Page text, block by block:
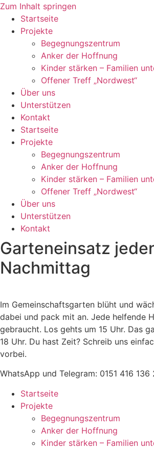
Zum Inhalt springen
Startseite
Projekte
Begegnungszentrum
Anker der Hoffnung
Kinder stärken – Familien
Offener Treff „Nordwest“
Über uns
Unterstützen
Kontakt
Startseite
Projekte
Begegnungszentrum
Anker der Hoffnung
Kinder stärken – Familien
Offener Treff „Nordwest“
Über uns
Unterstützen
Kontakt
Garteneinsatz
Nachmittag
Im Gemeinschaftsgarten blüht und
dabei und pack mit an. Jede helfende
gebraucht. Los gehts um 15 Uhr. Das
18 Uhr. Du hast Zeit? Schreib uns
vorbei.
WhatsApp und Telegram: 0151 416 136
Startseite
Projekte
Begegnungszentrum
Anker der Hoffnung
Kinder stärken – Familien